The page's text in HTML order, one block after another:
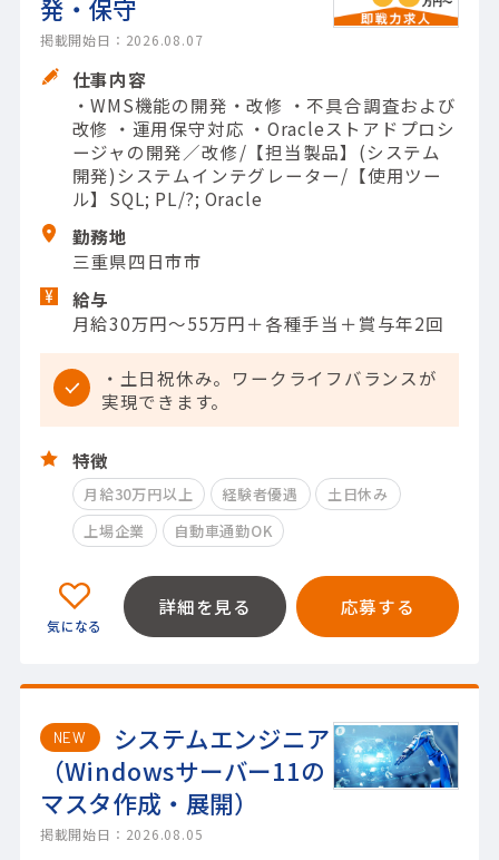
発・保守
掲載開始日：2026.08.07
仕事内容
・WMS機能の開発・改修 ・不具合調査および
改修 ・運用保守対応 ・Oracleストアドプロシ
ージャの開発／改修/【担当製品】(システム
開発)システムインテグレーター/【使用ツー
ル】SQL; PL/?; Oracle
勤務地
三重県四日市市
給与
月給30万円～55万円＋各種手当＋賞与年2回
・土日祝休み。ワークライフバランスが
実現できます。
特徴
月給30万円以上 経験者優遇
土日休み
上場企業
自動車通勤OK
詳細を見る 応募する
NEW
システムエンジニア
（Windowsサーバー11の
マスタ作成・展開）
掲載開始日：2026.08.05